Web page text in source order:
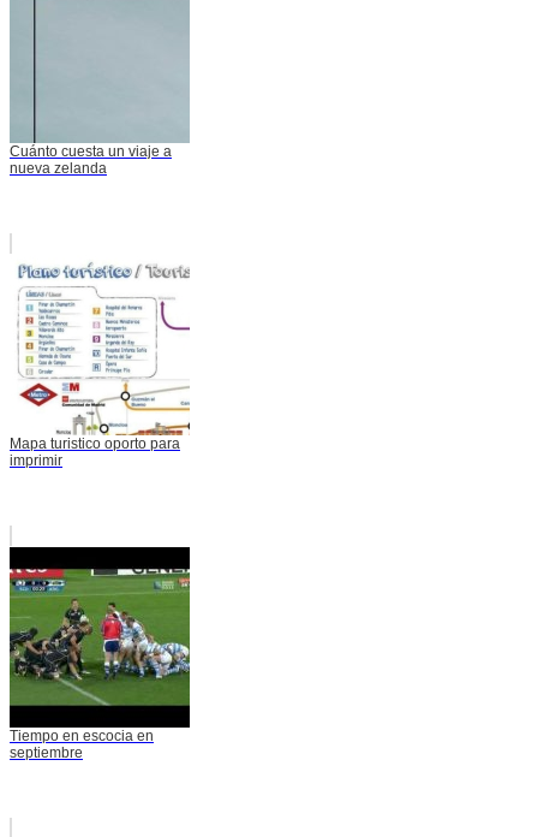
Cuánto cuesta un viaje a
nueva zelanda
Mapa turistico oporto para
imprimir
Tiempo en escocia en
septiembre